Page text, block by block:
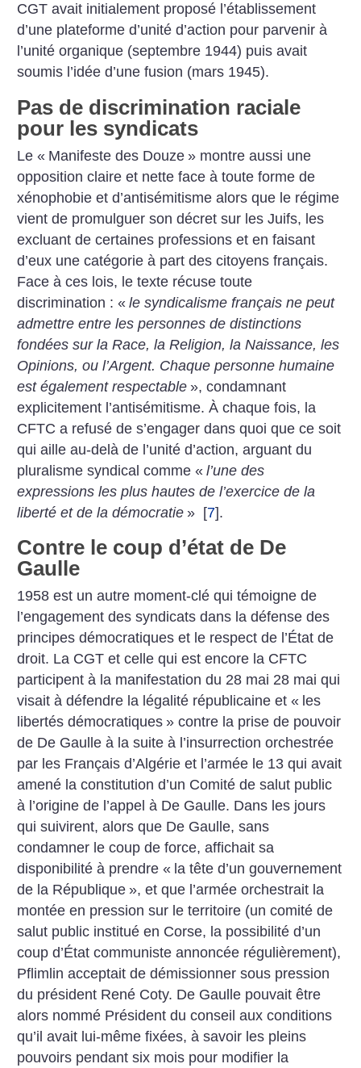
CGT avait initialement proposé l’établissement
d’une plateforme d’unité d’action pour parvenir à
l’unité organique (septembre 1944) puis avait
soumis l’idée d’une fusion (mars 1945).
Pas de discrimination raciale
pour les syndicats
Le « Manifeste des Douze » montre aussi une
opposition claire et nette face à toute forme de
xénophobie et d’antisémitisme alors que le régime
vient de promulguer son décret sur les Juifs, les
excluant de certaines professions et en faisant
d’eux une catégorie à part des citoyens français.
Face à ces lois, le texte récuse toute
discrimination : « le syndicalisme français ne peut
admettre entre les personnes de distinctions
fondées sur la Race, la Religion, la Naissance, les
Opinions, ou l’Argent. Chaque personne humaine
est également respectable », condamnant
explicitement l’antisémitisme. À chaque fois, la
CFTC a refusé de s’engager dans quoi que ce soit
qui aille au-delà de l’unité d’action, arguant du
pluralisme syndical comme « l’une des
expressions les plus hautes de l’exercice de la
liberté et de la démocratie » [7].
Contre le coup d’état de De
Gaulle
1958 est un autre moment-clé qui témoigne de
l’engagement des syndicats dans la défense des
principes démocratiques et le respect de l’État de
droit. La CGT et celle qui est encore la CFTC
participent à la manifestation du 28 mai 28 mai qui
visait à défendre la légalité républicaine et « les
libertés démocratiques » contre la prise de pouvoir
de De Gaulle à la suite à l’insurrection orchestrée
par les Français d’Algérie et l’armée le 13 qui avait
amené la constitution d’un Comité de salut public
à l’origine de l’appel à De Gaulle. Dans les jours
qui suivirent, alors que De Gaulle, sans
condamner le coup de force, affichait sa
disponibilité à prendre « la tête d’un gouvernement
de la République », et que l’armée orchestrait la
montée en pression sur le territoire (un comité de
salut public institué en Corse, la possibilité d’un
coup d’État communiste annoncée régulièrement),
Pflimlin acceptait de démissionner sous pression
du président René Coty. De Gaulle pouvait être
alors nommé Président du conseil aux conditions
qu’il avait lui-même fixées, à savoir les pleins
pouvoirs pendant six mois pour modifier la